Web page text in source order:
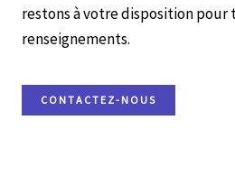
restons à votre disposition
renseignements.
CONTACTEZ-NOUS